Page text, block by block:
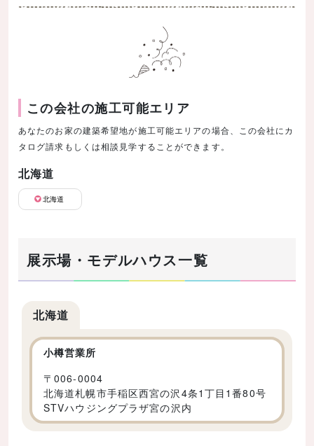
この会社の施工可能エリア
あなたのお家の建築希望地が施工可能エリアの場合、この会社にカ
タログ請求もしくは相談見学することができます。
北海道
北海道
展示場・モデルハウス一覧
北海道
小樽営業所
〒006-0004
北海道札幌市手稲区西宮の沢4条1丁目1番80号
STVハウジングプラザ宮の沢内